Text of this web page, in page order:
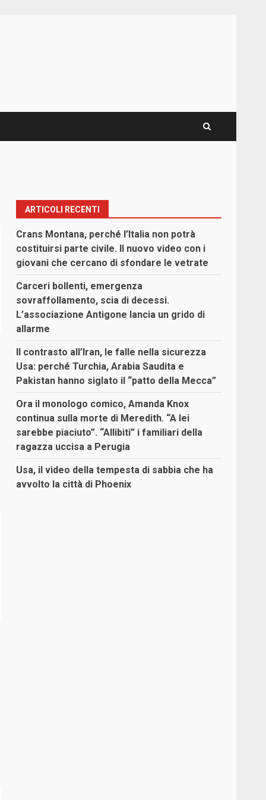
ARTICOLI RECENTI
Crans Montana, perché l’Italia non potrà
costituirsi parte civile. Il nuovo video con i
giovani che cercano di sfondare le vetrate
Carceri bollenti, emergenza
sovraffollamento, scia di decessi.
L’associazione Antigone lancia un grido di
allarme
Il contrasto all’Iran, le falle nella sicurezza
Usa: perché Turchia, Arabia Saudita e
Pakistan hanno siglato il “patto della Mecca”
Ora il monologo comico, Amanda Knox
continua sulla morte di Meredith. “A lei
sarebbe piaciuto”. “Allibiti” i familiari della
ragazza uccisa a Perugia
Usa, il video della tempesta di sabbia che ha
avvolto la città di Phoenix